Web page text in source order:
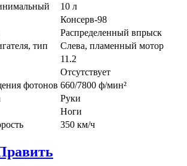
10 л
Консерв-98
Распределенный впрыск
тип
Слева, пламенный мотор
11.2
Отсутствует
фотонов 660/7800 ф/мин²
Руки
Ноги
350 км/ч